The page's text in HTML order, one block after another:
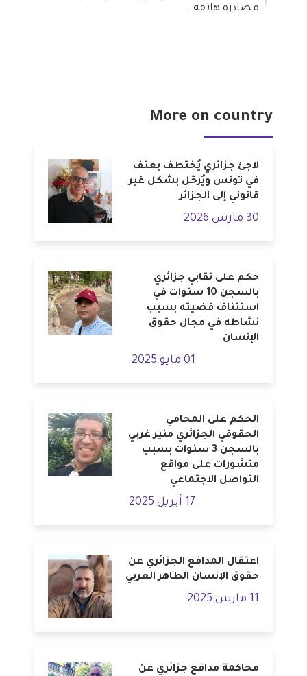
مصادرة هاتفه.
More on country
لاجئ جزائري يُختطف بعنف
في تونس ويُرحّل بشكل غير
قانوني إلى الجزائر
30 مارس 2026
حكم على نقابي جزائري
بالسجن 10 سنوات في
استئناف قضيته بسبب
نشاطه في مجال حقوق
الإنسان
01 مايو 2025
الحكم على المحامي
الحقوقي الجزائري منير غربي
بالسجن 3 سنوات بسبب
منشورات على مواقع
التواصل الاجتماعي
17 أبريل 2025
اعتقال المدافع الجزائري عن
حقوق الإنسان الطاهر العربي
11 مارس 2025
محاكمة مدافع جزائري عن